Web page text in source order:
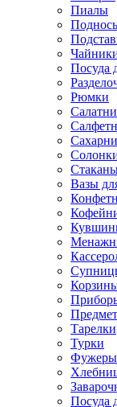
Пиалы
Посуда
Рюмки
Вазы
Тарелки
Турки
Фужеры
Посуда